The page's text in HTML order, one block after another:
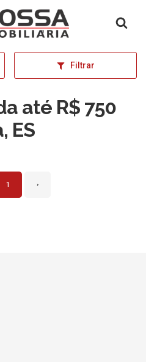
Filtrar
até R$ 750
ES
1 ›